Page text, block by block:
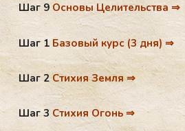
Шаг 9Основы Целительства ⇒
Шаг 1Базовый курс (3 дня) ⇒
Шаг 2Стихия Земля ⇒
Шаг 3Стихия Огонь ⇒